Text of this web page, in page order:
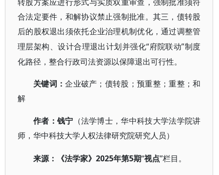
转股方案应进行形式与实质双重审查，强制批准须符
合法定要件，和解协议禁止强制批准。其三，债转股
后的股权退出须依托企业治理机制优化，通过调整管
理层架构、设计合理退出计划并强化“府院联动”制度
化路径，整合行政司法资源以保障退出可行性。
关键词：企业破产；债转股；预重整；重整；和
解
作者：钱宁 （法学博士，华中科技大学法学院讲
师，华中科技大学人权法律研究院研究人员）
来源： 《法学家》 2025年第5期“视点”栏目。